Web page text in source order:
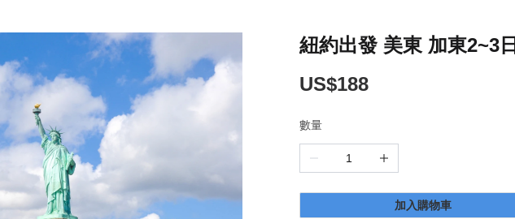
黃石國家公園
加拿大落基山
美國西部遊
美國東部遊
夏威夷群島・精選
北極光觀測・精選
超值 亞洲精選
奢華 歐洲甄選
惠旅全球甄選
輕旅行(美洲)
輕旅行(歐洲)
New
河輪熱門路線
維京熱門路線(VIKING)
中文導遊河輪路線
郵輪品牌專區
精選酒店
點擊添加企業微信
黃石國家公園
加拿大落基山
美國西部遊
美國東部遊
夏威夷群島・精選
北極光觀測・精選
品質 亞洲精選
超值 亞洲精選
品質 歐洲環線
奢華 歐洲甄選
惠旅全球甄選
輕旅行(美洲)
輕旅行(歐洲)
New
河輪熱門路線
維京熱門路線(VIKING)
中文導遊河輪路線
郵輪品牌專區
精選酒店
點擊添加企業微信
紐約出發 美東 加東2~3日
US$188
數量
加入購物車